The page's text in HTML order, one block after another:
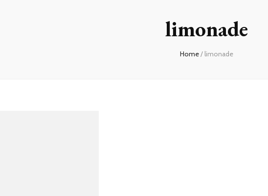
limonade
Home/ limonade